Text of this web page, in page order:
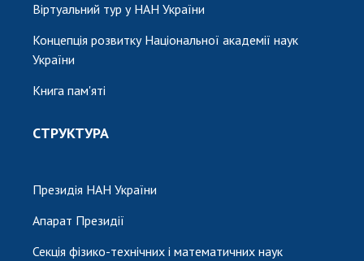
Віртуальний тур у НАН України
Концепція розвитку Національної академії наук
України
Книга пам'яті
СТРУКТУРА
Президія НАН України
Апарат Президії
Секція фізико-технічних і математичних наук